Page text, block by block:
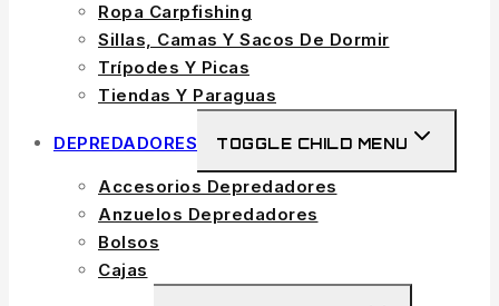
Ropa Carpfishing
Sillas, Camas Y Sacos De Dormir
Trípodes Y Picas
Tiendas Y Paraguas
DEPREDADORES TOGGLE CHILD MENU
Accesorios Depredadores
Anzuelos Depredadores
Bolsos
Cajas